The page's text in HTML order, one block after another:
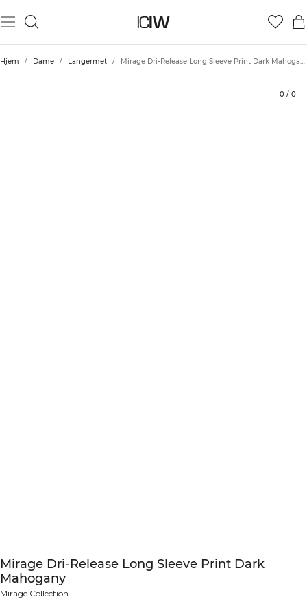
Hjem / Dame / Langermet / Mirage Dri-Release Long Sleeve Print Dark Mahogany
0 / 0
Mirage Dri-Release Long Sleeve Print Dark
Mahogany
Mirage Collection